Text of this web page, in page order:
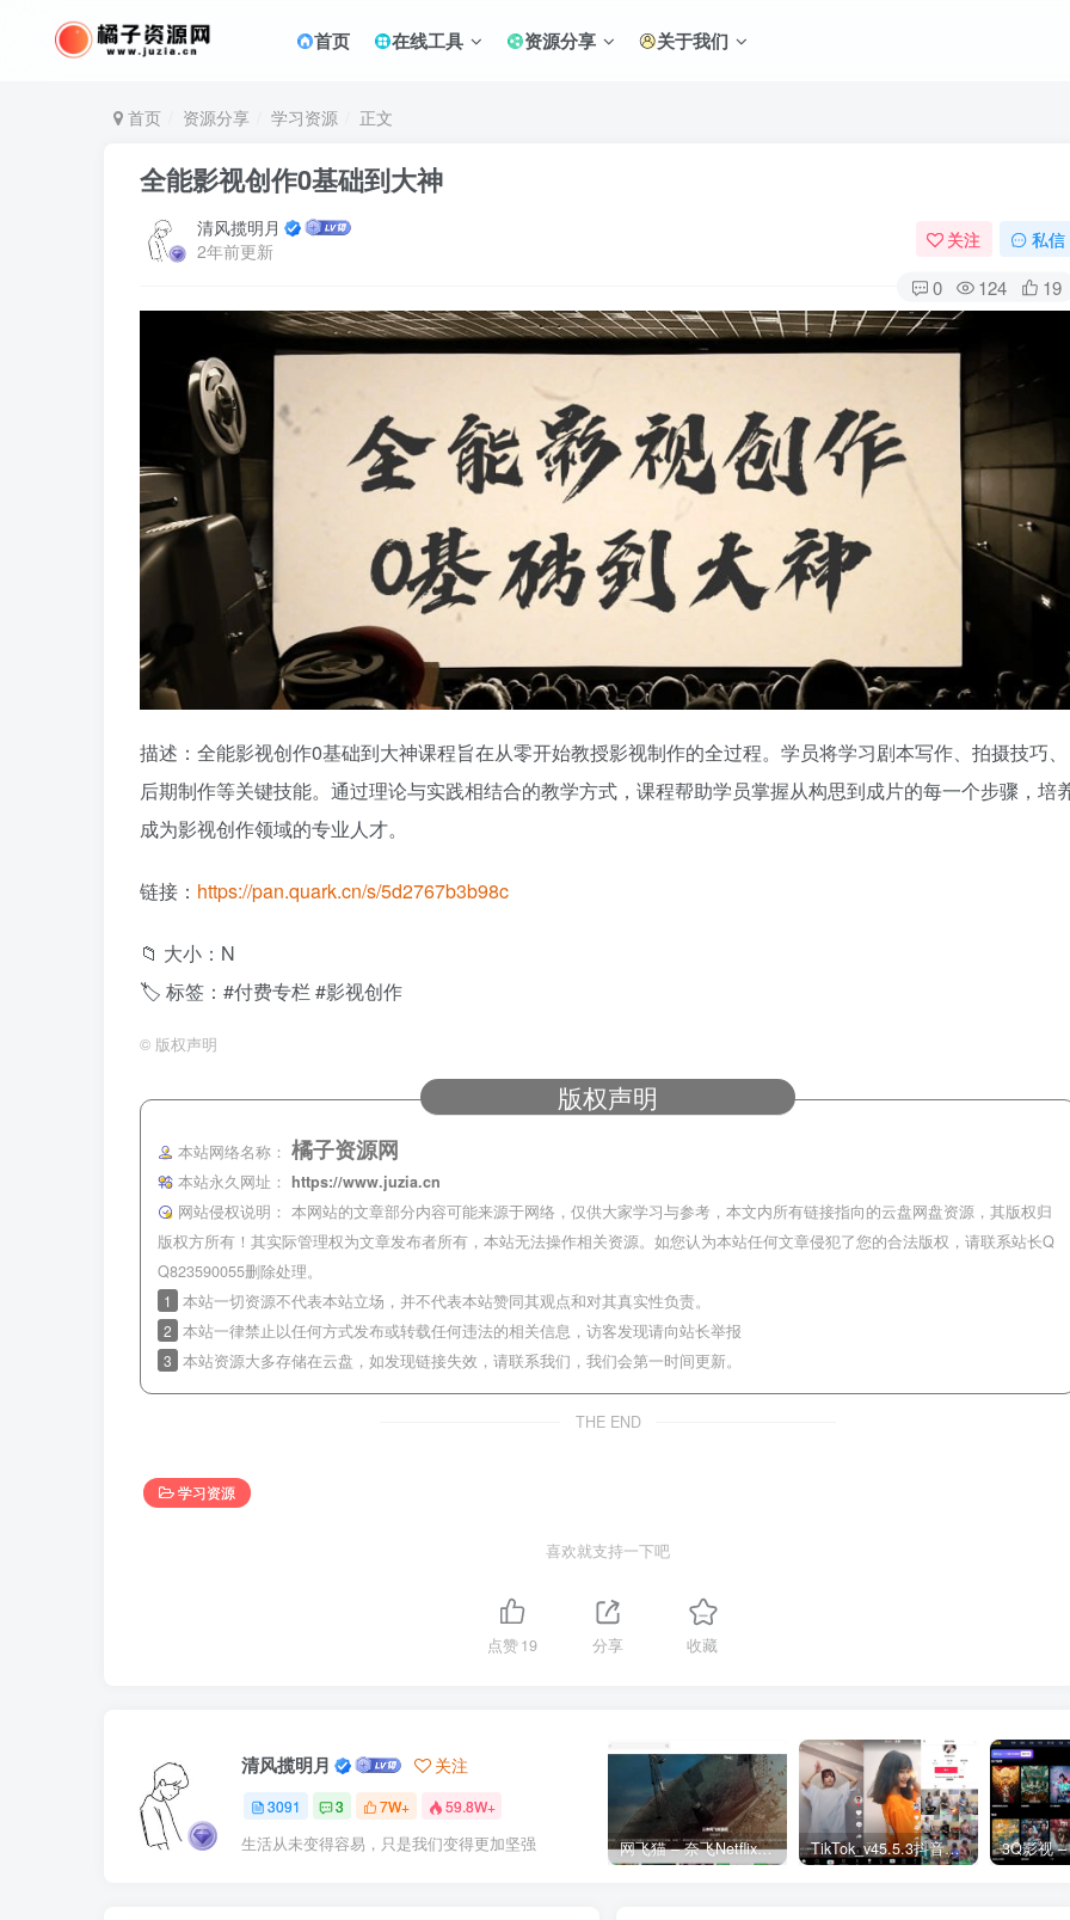
首页 在线工具 资源分享 关于我们
首页 资源分享 学习资源 正文
全能影视创作0基础到大神
清风揽明月
2年前更新
关注 私信
0 124 19
描述：全能影视创作0基础到大神课程旨在从零开始教授影视制作的全过程。学员将学习剧本写作、拍摄技巧、
后期制作等关键技能。通过理论与实践相结合的教学方式，课程帮助学员掌握从构思到成片的每一个步骤，培
成为影视创作领域的专业人才。
链接： https://pan.quark.cn/s/5d2767b3b98c
📁 大小：N
🏷 标签：#付费专栏 #影视创作
© 版权声明
版权声明
本站网络名称： 橘子资源网
本站永久网址：
https://www.juzia.cn
网站侵权说明： 本网站的文章部分内容可能来源于网络，仅供大家学习与参考，本文内所有链接指向的云盘网盘资源，其版权归
版权方所有！其实际管理权为文章发布者所有，本站无法操作相关资源。如您认为本站任何文章侵犯了您的合法版权，请联系站长Q
Q823590055删除处理。
1 本站一切资源不代表本站立场，并不代表本站赞同其观点和对其真实性负责。
2 本站一律禁止以任何方式发布或转载任何违法的相关信息，访客发现请向站长举报
3 本站资源大多存储在云盘，如发现链接失效，请联系我们，我们会第一时间更新。
THE END
学习资源
喜欢就支持一下吧
点赞19 分享 收藏
清风揽明月 关注
3091 3 7W+ 59.8W+
生活从未变得容易，只是我们变得更加坚强 网飞猫 – 奈飞Netflix免费看 TikTok_v45.5.3抖音国际版_免拔卡解锁全球版